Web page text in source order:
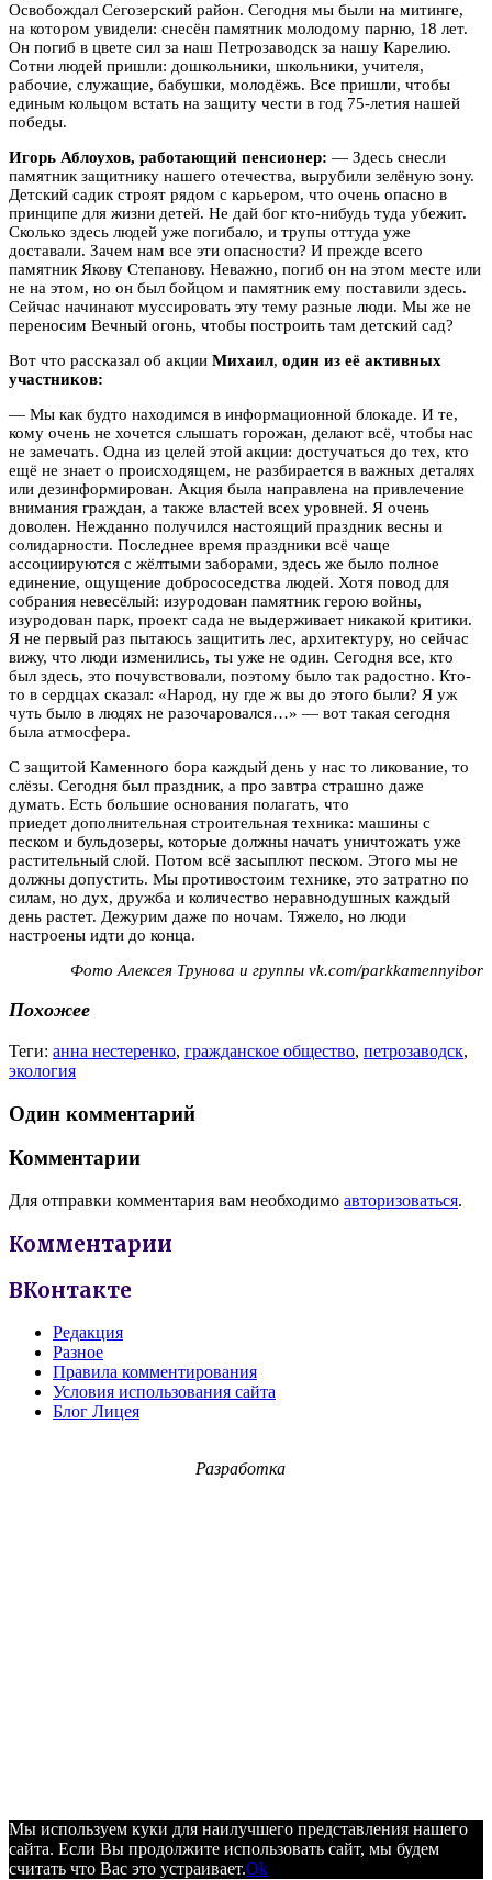
Освобождал Сегозерский район. Сегодня мы были на митинге,
на котором увидели: снесён памятник молодому парню, 18 лет.
Он погиб в цвете сил за наш Петрозаводск за нашу Карелию.
Сотни людей пришли: дошкольники, школьники, учителя,
рабочие, служащие, бабушки, молодёжь. Все пришли, чтобы
единым кольцом встать на защиту чести в год 75-летия нашей
победы.
Игорь Аблоухов, работающий пенсионер: — Здесь снесли
памятник защитнику нашего отечества, вырубили зелёную зону.
Детский садик строят рядом с карьером, что очень опасно в
принципе для жизни детей. Не дай бог кто-нибудь туда убежит.
Сколько здесь людей уже погибало, и трупы оттуда уже
доставали. Зачем нам все эти опасности? И прежде всего
памятник Якову Степанову. Неважно, погиб он на этом месте или
не на этом, но он был бойцом и памятник ему поставили здесь.
Сейчас начинают муссировать эту тему разные люди. Мы же не
переносим Вечный огонь, чтобы построить там детский сад?
Вот что рассказал об акции Михаил, один из её активных
участников:
— Мы как будто находимся в информационной блокаде. И те,
кому очень не хочется слышать горожан, делают всё, чтобы нас
не замечать. Одна из целей этой акции: достучаться до тех, кто
ещё не знает о происходящем, не разбирается в важных деталях
или дезинформирован. Акция была направлена на привлечение
внимания граждан, а также властей всех уровней. Я очень
доволен. Нежданно получился настоящий праздник весны и
солидарности. Последнее время праздники всё чаще
ассоциируются с жёлтыми заборами, здесь же было полное
единение, ощущение добрососедства людей. Хотя повод для
собрания невесёлый: изуродован памятник герою войны,
изуродован парк, проект сада не выдерживает никакой критики.
Я не первый раз пытаюсь защитить лес, архитектуру, но сейчас
вижу, что люди изменились, ты уже не один. Сегодня все, кто
был здесь, это почувствовали, поэтому было так радостно. Кто-
то в сердцах сказал: «Народ, ну где ж вы до этого были? Я уж
чуть было в людях не разочаровался…» — вот такая сегодня
была атмосфера.
С защитой Каменного бора каждый день у нас то ликование, то
слёзы. Сегодня был праздник, а про завтра страшно даже
думать. Есть большие основания полагать, что
приедет дополнительная строительная техника: машины с
песком и бульдозеры, которые должны начать уничтожать уже
растительный слой. Потом всё засыплют песком. Этого мы не
должны допустить. Мы противостоим технике, это затратно по
силам, но дух, дружба и количество неравнодушных каждый
день растет. Дежурим даже по ночам. Тяжело, но люди
настроены идти до конца.
Фото Алексея Трунова и группы vk.com/parkkamennyibor
Похожее
Теги: анна нестеренко, гражданское общество, петрозаводск,
экология
Один комментарий
Комментарии
Для отправки комментария вам необходимо авторизоваться.
Комментарии
ВКонтакте
Редакция
Разное
Правила комментирования
Условия использования сайта
Блог Лицея
Разработка
Мы используем куки для наилучшего представления нашего
сайта. Если Вы продолжите использовать сайт, мы будем
считать что Вас это устраивает.Ok